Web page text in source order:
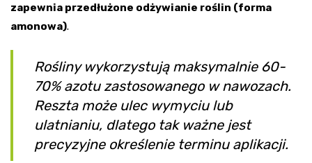
zapewnia przedłużone odżywianie roślin (forma
amonowa).
Rośliny wykorzystują maksymalnie 60-
70% azotu zastosowanego w nawozach.
Reszta może ulec wymyciu lub
ulatnianiu, dlatego tak ważne jest
precyzyjne określenie terminu aplikacji.